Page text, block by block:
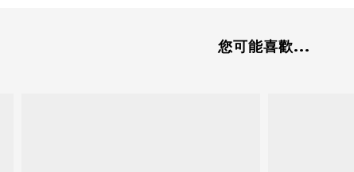
您可能喜歡...